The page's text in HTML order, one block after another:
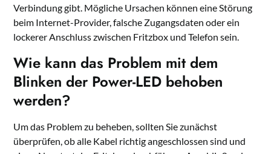
Verbindung gibt. Mögliche Ursachen können eine Störung
beim Internet-Provider, falsche Zugangsdaten oder ein
lockerer Anschluss zwischen Fritzbox und Telefon sein.
Wie kann das Problem mit dem
Blinken der Power-LED behoben
werden?
Um das Problem zu beheben, sollten Sie zunächst
überprüfen, ob alle Kabel richtig angeschlossen sind und